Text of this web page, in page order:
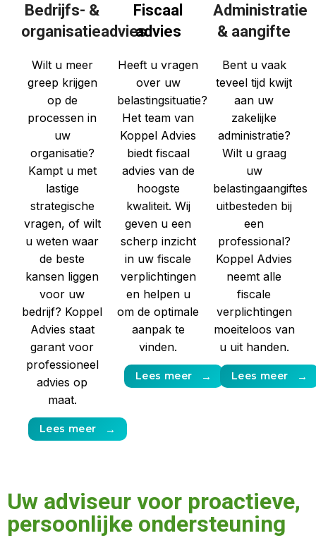
Bedrijfs- &
organisatieadvies
Wilt u meer
greep krijgen
op de
processen in
uw
organisatie?
Kampt u met
lastige
strategische
vragen, of wilt
u weten waar
de beste
kansen liggen
voor uw
bedrijf? Koppel
Advies staat
garant voor
professioneel
advies op
maat.
Lees meer →
Fiscaal
advies
Heeft u vragen
over uw
belastingsituatie?
Het team van
Koppel Advies
biedt fiscaal
advies van de
hoogste
kwaliteit. Wij
geven u een
scherp inzicht
in uw fiscale
verplichtingen
en helpen u
om de optimale
aanpak te
vinden.
Lees meer →
Administratie
& aangifte
Bent u vaak
teveel tijd kwijt
aan uw
zakelijke
administratie?
Wilt u graag
uw
belastingaangiftes
uitbesteden bij
een
professional?
Koppel Advies
neemt alle
fiscale
verplichtingen
moeiteloos van
u uit handen.
Lees meer →
Uw adviseur voor proactieve,
persoonlijke ondersteuning